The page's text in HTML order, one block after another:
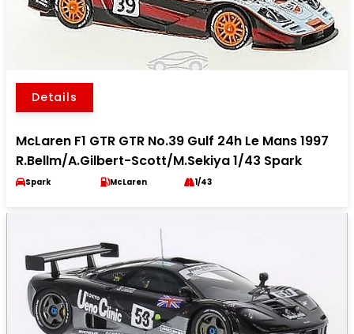
Details
McLaren F1 GTR GTR No.39 Gulf 24h Le Mans 1997
R.Bellm/A.Gilbert-Scott/M.Sekiya 1/43 Spark
Spark McLaren 1/43